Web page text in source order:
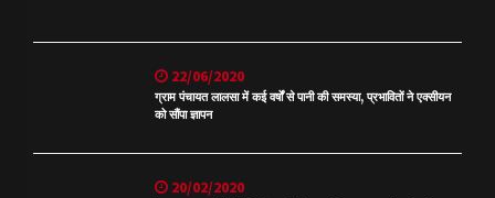
22/06/2020
ग्राम पंचायत लालसा में कई वर्षों से पानी की समस्या, प्रभावितों ने एक्सीयन
को सौंपा ज्ञापन
20/02/2020